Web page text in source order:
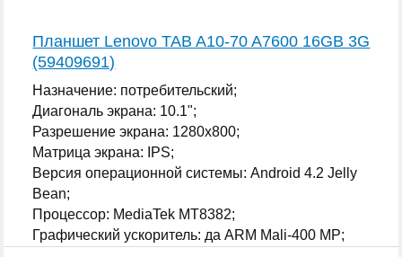
Планшет Lenovo TAB A10-70 A7600 16GB 3G
(59409691)
Назначение: потребительский;
Диагональ экрана: 10.1";
Разрешение экрана: 1280x800;
Матрица экрана: IPS;
Версия операционной системы: Android 4.2 Jelly
Bean;
Процессор: MediaTek MT8382;
Графический ускоритель: да ARM Mali-400 MP;